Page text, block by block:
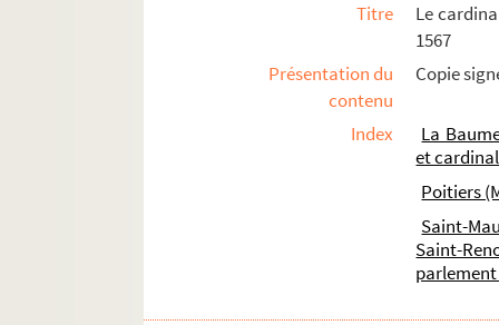
Ms Granvelle 89. Lettres à M. de Vergy.
Ms Granvelle 90. « Lettres de Maxim.
Ms Granvelle 91. « Lettres de Morillon... T.
Ms Granvelle 92. « Lettres de Morillon... T.
Ms Granvelle 93. « Lettres de Maxim.
Ms Granvelle 94. « Lettres de Maxim.
Ms Granvelle 95. « Lettres de Maxim.
Ms Granvelle 96. « Lettres de Maxim.
Titre
Le
1567
Présentation du
contenu
Copie
Index
La
et cardinal
Poitiers
Saint-
Saint-